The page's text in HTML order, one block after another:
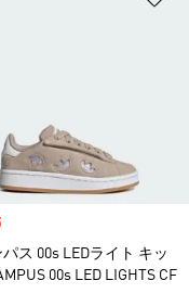
格
ス 00s LEDライト キッ
00s LED LIGHTS CF